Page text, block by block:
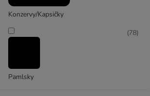
Konzervy/Kapsičky
Pamlsky
(78)